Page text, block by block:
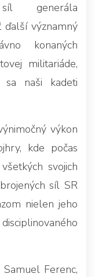
generála
ďalší významný
konaných
militariáde,
naši kadeti
výkon
kde počas
svojich
síl SR
nielen jeho
Ferenc,